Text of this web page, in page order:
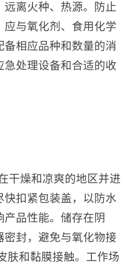
离火种、热源。防止
应与氧化剂、食用化学
相应品种和数量的消
急处理设备和合适的收
干燥和凉爽的地区并进
扣紧包装盖，以防水
品性能。储存在阴
封，避免与氧化物接
肤和黏膜接触。工作场